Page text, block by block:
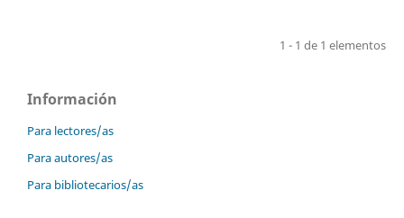
1 - 1 de 1 elementos
Información
Para lectores/as
Para autores/as
Para bibliotecarios/as